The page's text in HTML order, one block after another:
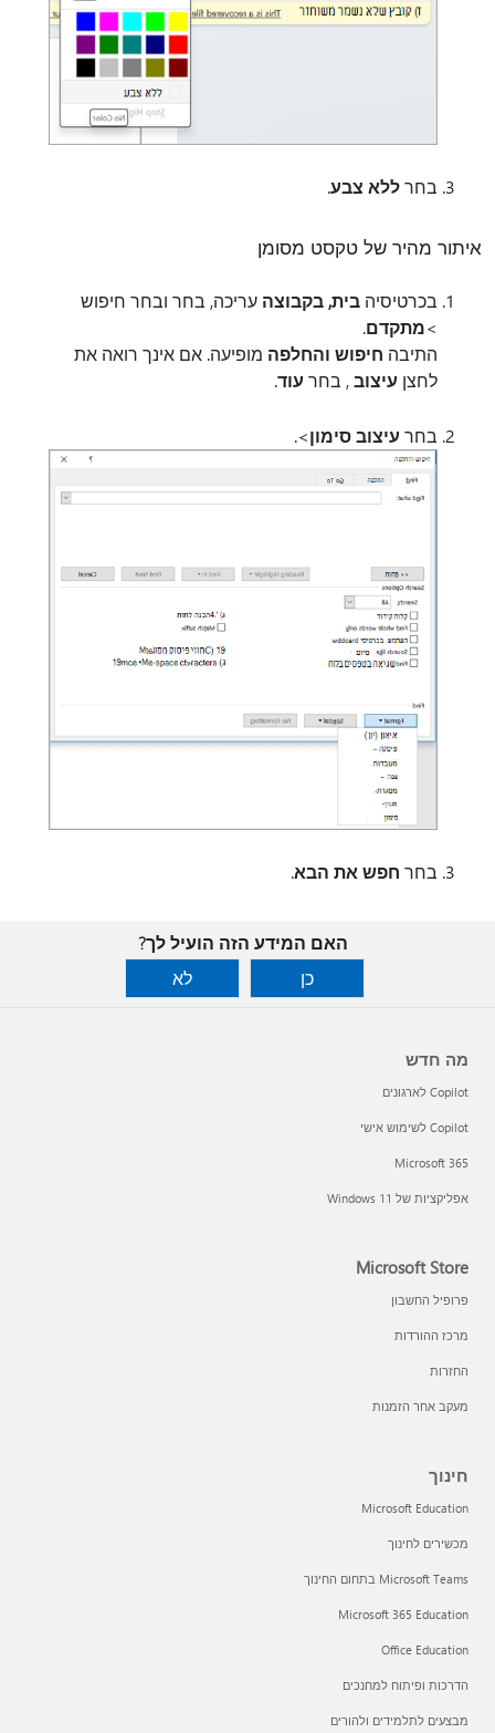
בחרללא צבע.
איתור מהיר של טקסט מסומן
בכרטיסיה בית, בקבוצה עריכה, בחר ובחר חיפוש
>מתקדם.
התיבה חיפוש והחלפה מופיעה. אם אינך רואה את
לחצן עיצוב, בחר עוד.
בחר עיצוב סימון>.
בחר חפש את הבא.
האם המידע הזה הועיל לך?
כן
לא
מה חדש
Copilot לארגונים
Copilot לשימוש אישי
Microsoft 365
אפליקציות של Windows 11‏
Microsoft Store
פרופיל החשבון
מרכז ההורדות
החזרות
מעקב אחר הזמנות
חינוך
Microsoft Education
מכשירים לחינוך
Microsoft Teams בתחום החינוך
Microsoft 365 Education
Office Education
הדרכות ופיתוח למחנכים
מבצעים לתלמידים ולהורים